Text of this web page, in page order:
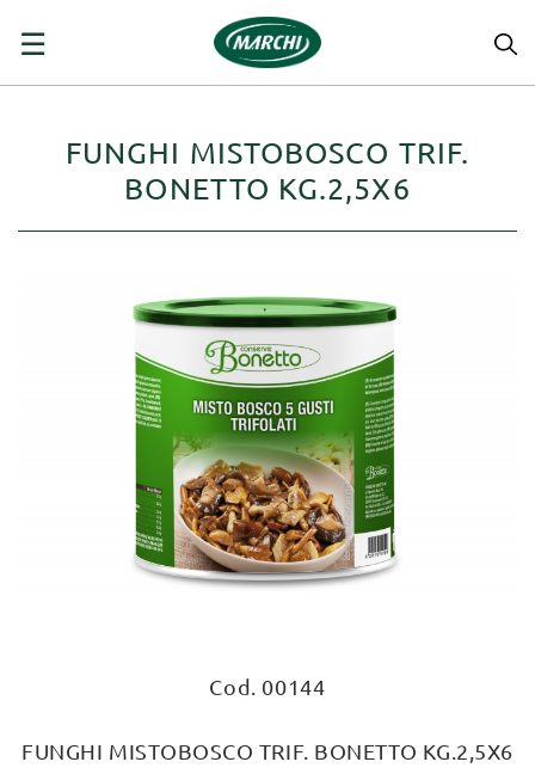
navigazione
☰
FUNGHI MISTOBOSCO TRIF.
BONETTO KG.2,5X6
Cod. 00144
FUNGHI MISTOBOSCO TRIF. BONETTO KG.2,5X6